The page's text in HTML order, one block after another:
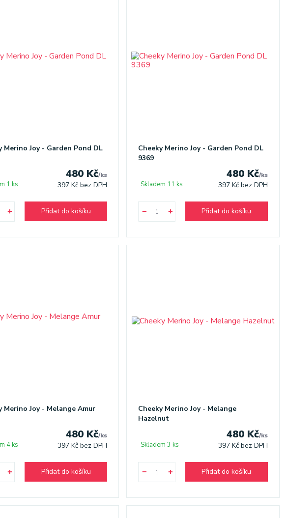
Merino Joy - Garden Pond DL
480 Kč/ks
397 Kčbez DPH
1 ks
Přidat do košíku
Cheeky Merino Joy - Garden Pond DL
9369
480 Kč/ks
397 Kč bez DPH
Skladem 11 ks
Přidat do košíku
Merino Joy - Melange Amur
480 Kč/ks
397 Kčbez DPH
4 ks
Přidat do košíku
Cheeky Merino Joy - Melange
Hazelnut
480 Kč/ks
397 Kč bez DPH
Skladem 3 ks
Přidat do košíku